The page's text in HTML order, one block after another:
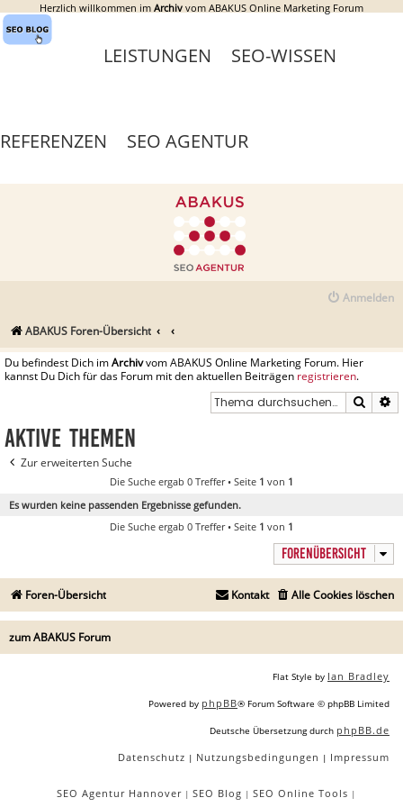
Herzlich willkommen im Archiv vom ABAKUS Online Marketing Forum
LEISTUNGEN SEO-WISSEN
REFERENZEN SEO AGENTUR
Anmelden
ABAKUS Foren-Übersicht
Du befindest Dich imArchivvom ABAKUS Online Marketing Forum. Hier
kannst Du Dich für das Forum mit den aktuellen Beiträgen registrieren.
Suche
Aktive Themen
Zur erweiterten Suche
Die Suche ergab 0 Treffer • Seite 1 von 1
Es wurden keine passenden Ergebnisse gefunden.
Die Suche ergab 0 Treffer • Seite 1 von 1
FORENÜBERSICHT
Foren-Übersicht Alle Cookies löschen
Kontakt
zum ABAKUS Forum
Flat Style by Ian Bradley
Powered by phpBB® Forum Software © phpBB Limited
Deutsche Übersetzung durch phpBB.de
Datenschutz | Nutzungsbedingungen | Impressum
SEO Agentur Hannover| SEO Blog | SEO Online Tools |